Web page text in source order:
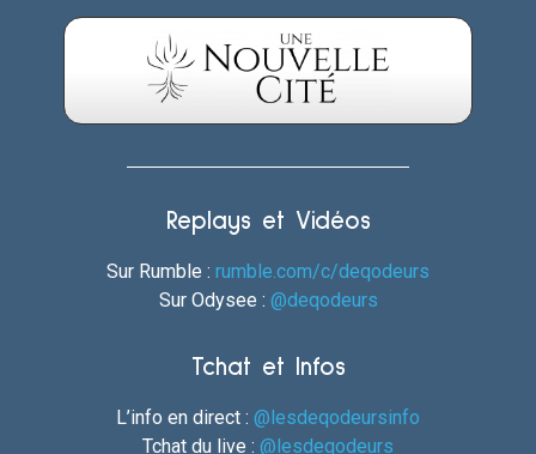
Replays et Vidéos
Sur Rumble : rumble.com/c/deqodeurs
Sur Odysee : @deqodeurs
Tchat et Infos
L’info en direct : @lesdeqodeursinfo
Tchat du live : @lesdeqodeurs